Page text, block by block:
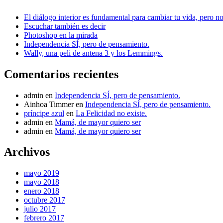
El diálogo interior es fundamental para cambiar tu vida, pero
Escuchar también es decir
Photoshop en la mirada
Independencia SÍ, pero de pensamiento.
Wally, una peli de antena 3 y los Lemmings.
Comentarios recientes
admin en Independencia SÍ, pero de pensamiento.
Ainhoa Timmeren Independencia SÍ, pero de pensamiento.
príncipe azul en La Felicidad no existe.
admin en Mamá, de mayor quiero ser
admin en Mamá, de mayor quiero ser
Archivos
mayo 2019
mayo 2018
enero 2018
octubre 2017
julio 2017
febrero 2017